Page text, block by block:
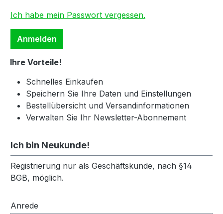
Ich habe mein Passwort vergessen.
Anmelden
Ihre Vorteile!
Schnelles Einkaufen
Speichern Sie Ihre Daten und Einstellungen
Bestellübersicht und Versandinformationen
Verwalten Sie Ihr Newsletter-Abonnement
Ich bin Neukunde!
Registrierung nur als Geschäftskunde, nach §14
BGB, möglich.
Persönliche Informationen
Anrede